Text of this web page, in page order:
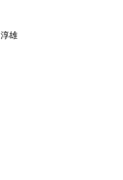
雄